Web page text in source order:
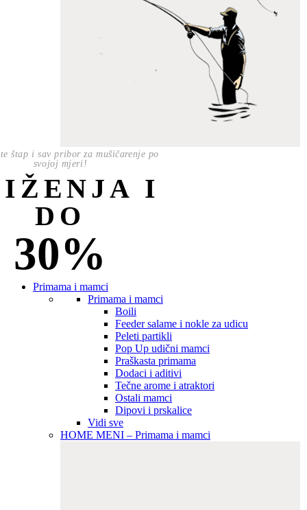
štap i sav pribor za mušičarenje po
svojoj mjeri!
I
DO
30%
Primama i mamci
Primama i mamci
Boili
Feeder salame i nokle za udicu
Peleti partikli
Pop Up udični mamci
Praškasta primama
Dodaci i aditivi
Tečne arome i atraktori
Ostali mamci
Dipovi i prskalice
Vidi sve
HOME MENI – Primama i mamci